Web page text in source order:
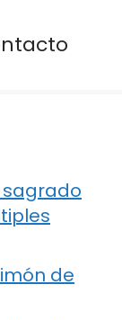
sagrado
de